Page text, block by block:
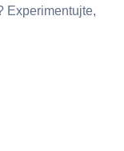
Experimentujte,